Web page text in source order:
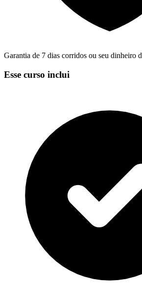
Garantia de 7 dias corridos ou seu dinheiro
Esse curso inclui